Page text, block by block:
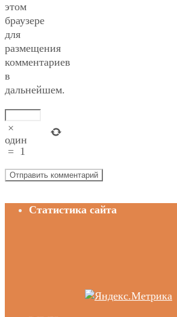
этом
браузере
для
размещения
комментариев
в
дальнейшем.
×
один
= 1
Статистика сайта